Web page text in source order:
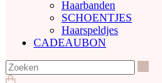
Haarbanden
SCHOENTJES
Haarspeldjes
CADEAUBON